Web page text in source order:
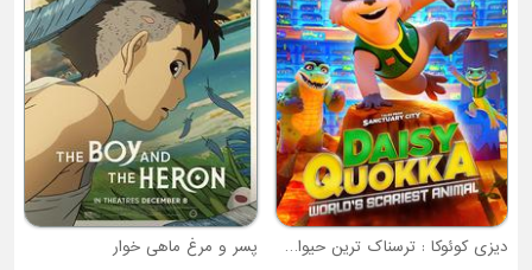
دیزی کوئوکا : ترسناک ترین حیوان جهان پسر و مرغ ماهی خوار